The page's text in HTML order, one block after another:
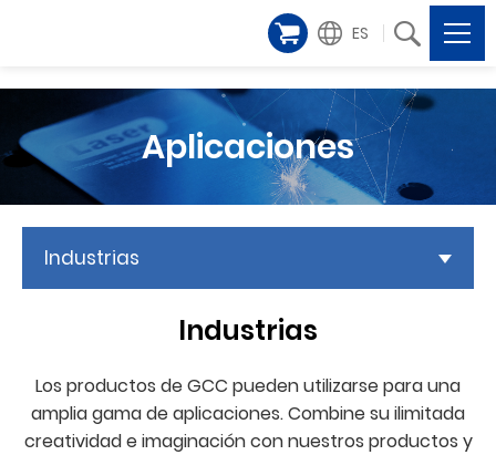
ES
Aplicaciones
Industrias
Industrias
Los productos de GCC pueden utilizarse para una
amplia gama de aplicaciones. Combine su ilimitada
creatividad e imaginación con nuestros productos y